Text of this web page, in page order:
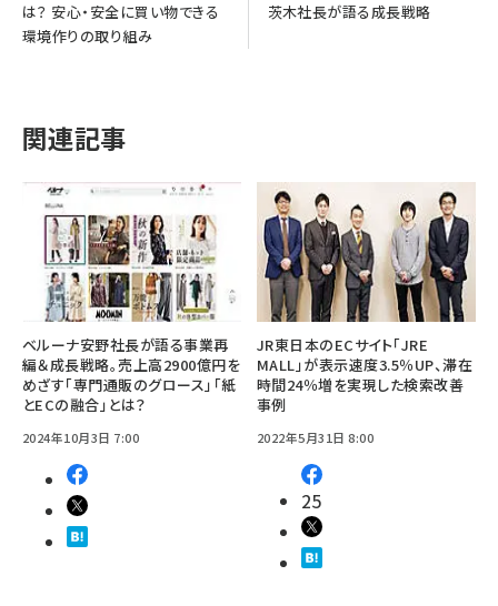
は？ 安心・安全に買い物できる
環境作りの取り組み
茨木社長が語る成長戦略
関連記事
ベルーナ安野社長が語る事業再
編＆成長戦略。売上高2900億円を
めざす「専門通販のグロース」「紙
とECの融合」とは？
2024年10月3日 7:00
JR東日本のECサイト「JRE
MALL」が表示速度3.5％UP、滞在
時間24％増を実現した検索改善
事例
2022年5月31日 8:00
25